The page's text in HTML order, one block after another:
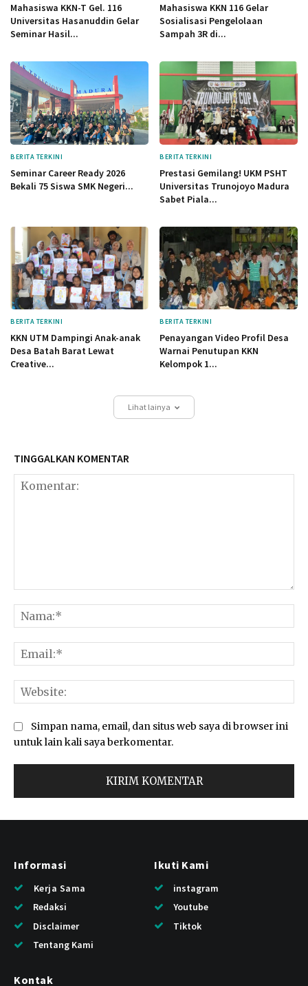
Mahasiswa KKN-T Gel. 116
Universitas Hasanuddin Gelar
Seminar Hasil...
Mahasiswa KKN 116 Gelar
Sosialisasi Pengelolaan
Sampah 3R di...
BERITA TERKINI
Seminar Career Ready 2026
Bekali 75 Siswa SMK Negeri...
BERITA TERKINI
Prestasi Gemilang! UKM PSHT
Universitas Trunojoyo Madura
Sabet Piala...
BERITA TERKINI
KKN UTM Dampingi Anak-anak
Desa Batah Barat Lewat
Creative...
BERITA TERKINI
Penayangan Video Profil Desa
Warnai Penutupan KKN
Kelompok 1...
Lihat lainya
TINGGALKAN KOMENTAR
Simpan nama, email, dan situs web saya di browser ini
untuk lain kali saya berkomentar.
Informasi
Kerja Sama
Redaksi
Disclaimer
Tentang Kami
Ikuti Kami
instagram
Youtube
Tiktok
Kontak